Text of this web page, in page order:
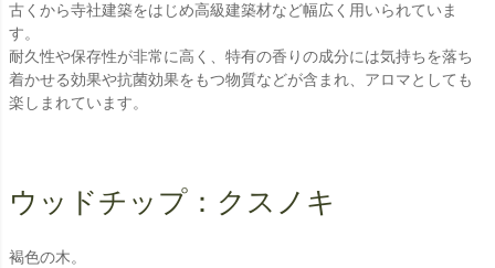
古くから寺社建築をはじめ高級建築材など幅広く用いられていま
す。
耐久性や保存性が非常に高く、特有の香りの成分には気持ちを落ち
着かせる効果や抗菌効果をもつ物質などが含まれ、アロマとしても
楽しまれています。
ウッドチップ：クスノキ
褐色の木。